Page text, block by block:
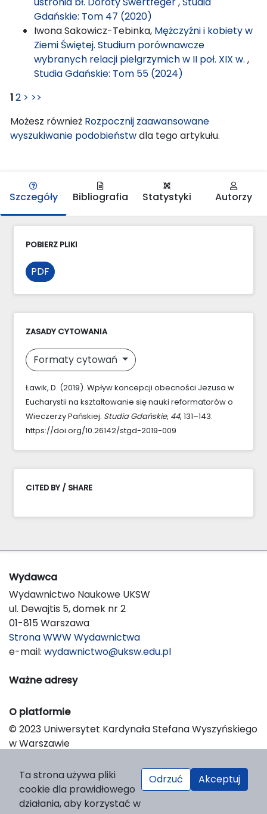
Gdańskie: Tom 47 (2020)
Iwona Sakowicz-Tebinka, Mężczyźni i kobiety w
Ziemi Świętej. Studium porównawcze
wybranych relacji pielgrzymich w II poł. XIX w. ,
Studia Gdańskie: Tom 55 (2024)
12 > >>
Możesz również Rozpocznij zaawansowane
wyszukiwanie podobieństwdla tego artykułu.
Szczegóły Bibliografia Statystyki Autorzy
POBIERZ PLIKI
PDF
ZASADY CYTOWANIA
Formaty cytowań
Ławik, D. (2019). Wpływ koncepcji obecności Jezusa w
Eucharystii na kształtowanie się nauki reformatorów o
Wieczerzy Pańskiej. Studia Gdańskie, 44, 131–143.
https://doi.org/10.26142/stgd-2019-009
CITED BY / SHARE
Wydawca
Wydawnictwo Naukowe UKSW
ul. Dewajtis 5, domek nr 2
01-815 Warszawa
Strona WWW Wydawnictwa
e-mail: wydawnictwo@uksw.edu.pl
Ważne adresy
O platformie
© 2023 Uniwersytet Kardynała Stefana Wyszyńskiego
w Warszawie
Platform & Workflow by OJS/PKP
Ta strona używa pliki
cookie dla prawidłowego
działania, aby korzystać w
Odrzuć Akceptuj